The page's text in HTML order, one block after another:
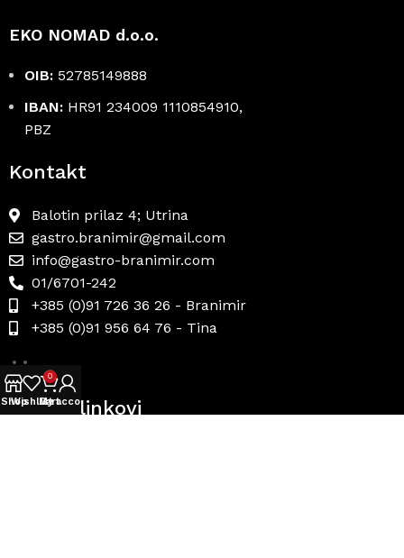
EKO NOMAD d.o.o.
OIB: 52785149888
IBAN: HR91 234009 1110854910,
PBZ
Kontakt
Balotin prilaz 4; Utrina
gastro.branimir@gmail.com
info@gastro-branimir.com
01/6701-242
+385 (0)91 726 36 26 - Branimir
+385 (0)91 956 64 76 - Tina
Korisni linkovi
Shop
Wishlist
0
Cart
My account